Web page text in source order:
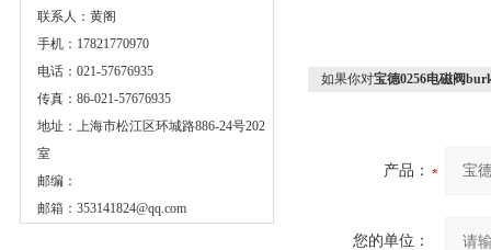
联系人：黄阁
手机：17821770970
电话：021-57676935
传真：86-021-57676935
地址：上海市松江区环城路886-24号202
室
邮编：
邮箱： 353141824@qq.com
如果你对宝德0256电磁阀
产品：
您的单位：